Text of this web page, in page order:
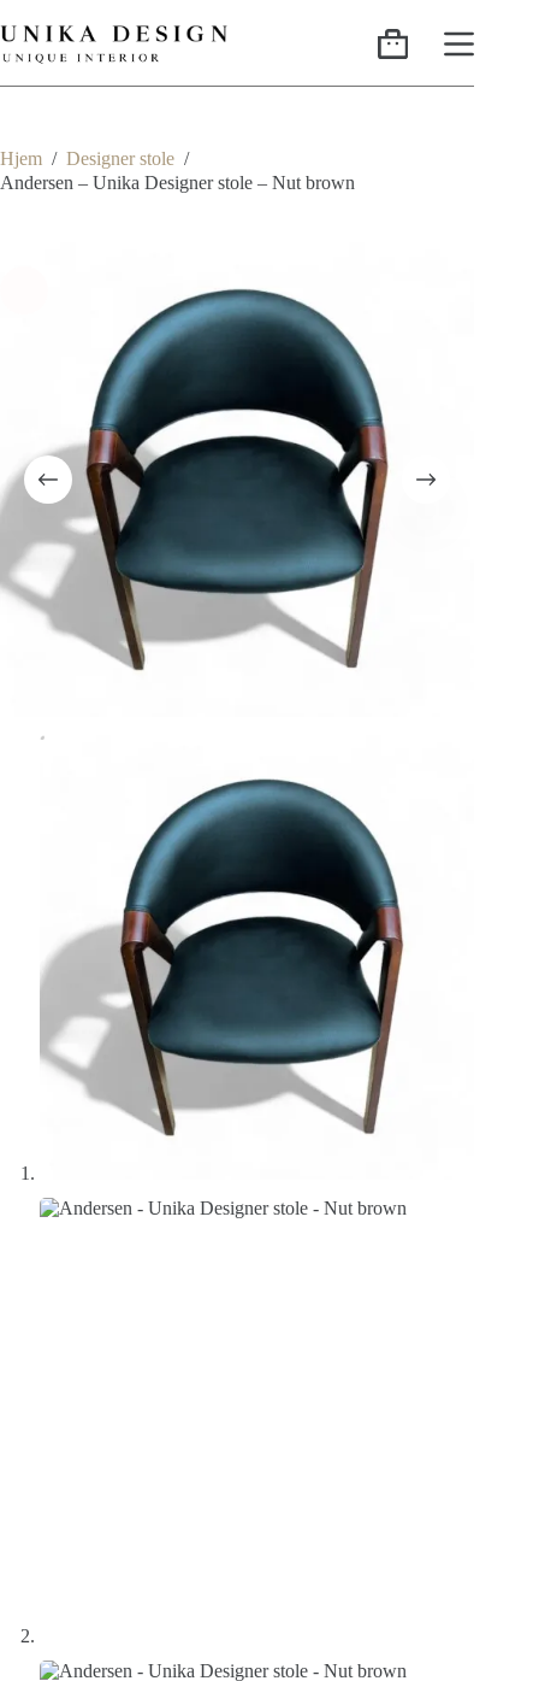
Hjem / Designer stole /
Andersen – Unika Designer stole – Nut brown